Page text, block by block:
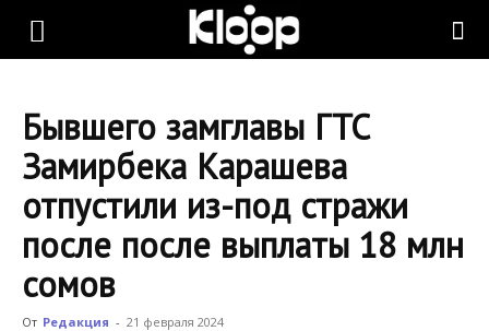
KLOOP.KG
Новости
Кыргызстана
Бывшего замглавы ГТС
Замирбека Карашева
отпустили из-под стражи
после после выплаты 18 млн
сомов
От Редакция - 21 февраля 2024